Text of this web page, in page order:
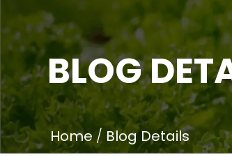
BLOG
Home / Blog Details